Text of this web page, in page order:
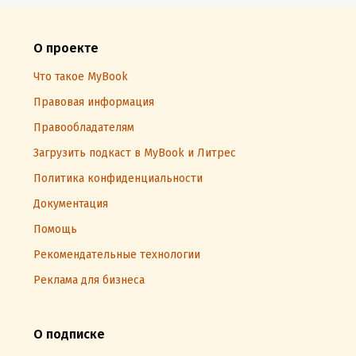
О проекте
Что такое MyBook
Правовая информация
Правообладателям
Загрузить подкаст в MyBook и Литрес
Политика конфиденциальности
Документация
Помощь
Рекомендательные технологии
Реклама для бизнеса
О подписке